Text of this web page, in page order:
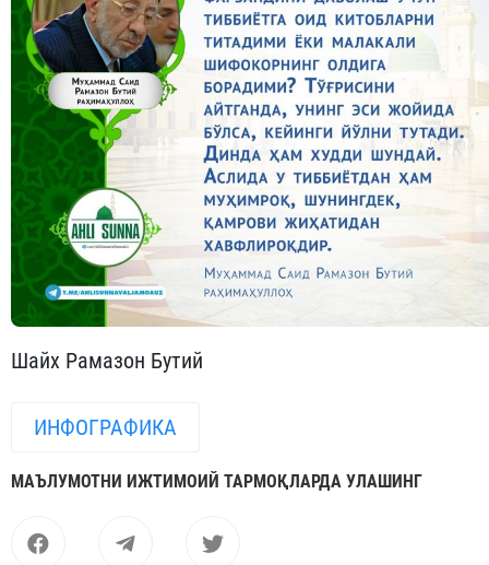
Шайх Рамазон Бутий
ИНФОГРАФИКА
МАЪЛУМОТНИ ИЖТИМОИЙ ТАРМОҚЛАРДА УЛАШИНГ